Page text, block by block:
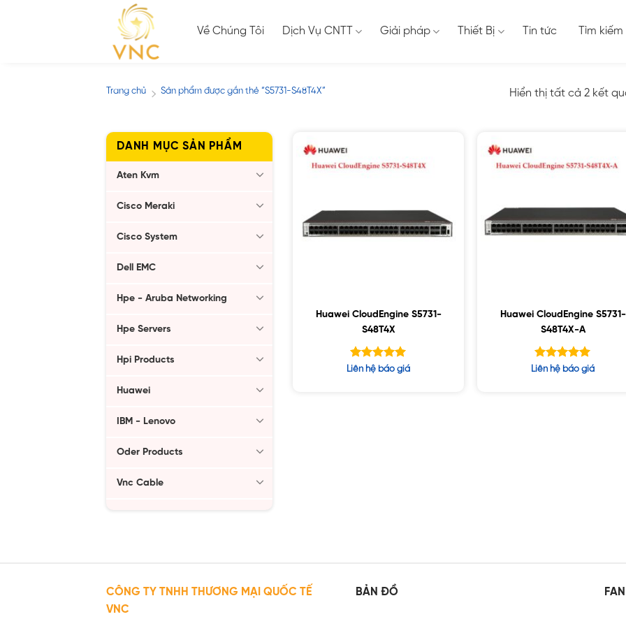
Về Chúng Tôi Dịch Vụ CNTT Giải pháp Thiết Bị Tin tức Tìm kiếm
Trang chủ / Sản phẩm được gắn thẻ “S5731-S48T4X” Hiển thị tất cả 2 kết
DANH MỤC SẢN PHẨM
Aten Kvm
Cisco Meraki
Cisco System
Dell EMC
Hpe - Aruba Networking
Hpe Servers
Hpi Products
Huawei
IBM - Lenovo
Oder Products
Vnc Cable
Huawei CloudEngine S5731-
S48T4X
Được xếp
Liên hệ báo giá
Huawei CloudEngine S5731-
S48T4X-A
Được xếp
Liên hệ báo giá
CÔNG TY TNHH THƯƠNG MẠI QUỐC TẾ
VNC
BẢN ĐỒ